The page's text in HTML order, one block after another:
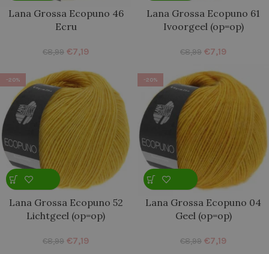
Lana Grossa Ecopuno 46
Ecru
€8,99 €7,19
Lana Grossa Ecopuno 61
Ivoorgeel (op=op)
€8,99 €7,19
-20%
Lana Grossa Ecopuno 52
Lichtgeel (op=op)
€8,99 €7,19
-20%
Lana Grossa Ecopuno 04
Geel (op=op)
€8,99 €7,19